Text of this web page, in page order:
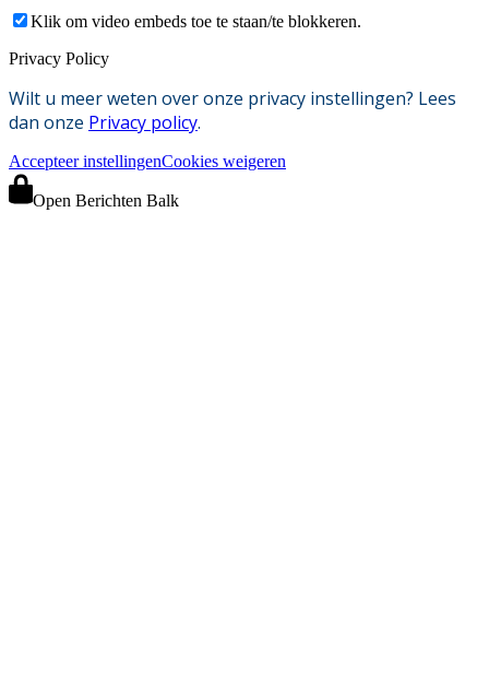
Klik om video embeds toe te staan/te blokkeren.
Privacy Policy
Wilt u meer weten over onze privacy instellingen? Lees
dan onze Privacy policy.
Accepteer instellingenCookies weigeren
Open Berichten Balk